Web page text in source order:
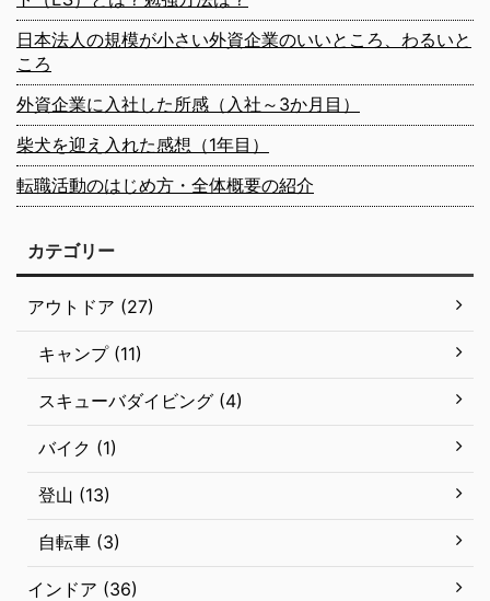
日本法人の規模が小さい外資企業のいいところ、わるいと
ころ
外資企業に入社した所感（入社～3か月目）
柴犬を迎え入れた感想（1年目）
転職活動のはじめ方・全体概要の紹介
カテゴリー
アウトドア (27)
キャンプ (11)
スキューバダイビング (4)
バイク (1)
登山 (13)
自転車 (3)
インドア (36)